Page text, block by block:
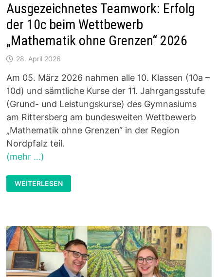
Ausgezeichnetes Teamwork: Erfolg
der 10c beim Wettbewerb
„Mathematik ohne Grenzen“ 2026
28. April 2026
Am 05. März 2026 nahmen alle 10. Klassen (10a –
10d) und sämtliche Kurse der 11. Jahrgangsstufe
(Grund- und Leistungskurse) des Gymnasiums
am Rittersberg am bundesweiten Wettbewerb
„Mathematik ohne Grenzen“ in der Region
Nordpfalz teil.
(mehr …)
AUSGEZEICHNETES
TEAMWORK:
ERFOLG
„MATHEMATIK
OHNE
GRENZEN“
2026
WEITERLESEN